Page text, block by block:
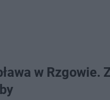
w Rzgowie.